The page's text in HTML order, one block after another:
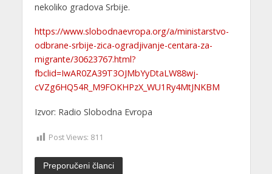
nekoliko gradova Srbije.
https://www.slobodnaevropa.org/a/ministarstvo-
odbrane-srbije-zica-ogradjivanje-centara-za-
migrante/30623767.html?
fbclid=IwAR0ZA39T3OJMbYyDtaLW88wj-
cVZg6HQ54R_M9FOKHPzX_WU1Ry4MtJNKBM
Izvor: Radio Slobodna Evropa
Post Views: 811
Preporučeni članci